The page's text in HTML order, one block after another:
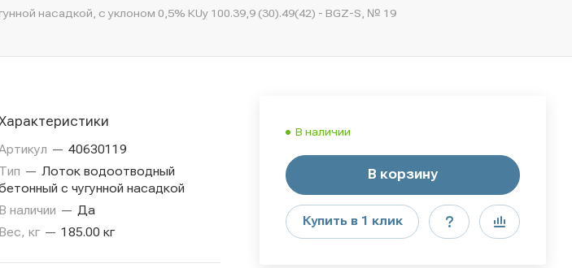
насадкой, с уклоном 0,5% КUу 100.39,9 (30).49(42) - BGZ-S, № 19
В наличии
В корзину
Купить в 1 клик
— 40630119
Тип — Лоток водоотводный
с чугунной насадкой
В наличии — Да
Вес, кг — 185.00 кг